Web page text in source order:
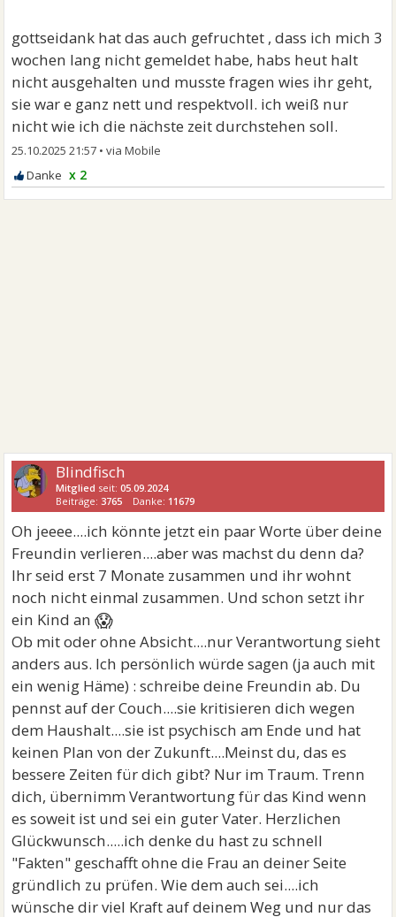
gottseidank hat das auch gefruchtet , dass ich mich 3
wochen lang nicht gemeldet habe, habs heut halt
nicht ausgehalten und musste fragen wies ihr geht,
sie war e ganz nett und respektvoll. ich weiß nur
nicht wie ich die nächste zeit durchstehen soll.
25.10.2025 21:57 •
x 2
Blindfisch
Mitglied seit:05.09.2024
Beiträge:3765 Danke: 11679
Oh jeeee....ich könnte jetzt ein paar Worte über deine
Freundin verlieren....aber was machst du denn da?
Ihr seid erst 7 Monate zusammen und ihr wohnt
noch nicht einmal zusammen. Und schon setzt ihr
ein Kind an😱
Ob mit oder ohne Absicht....nur Verantwortung sieht
anders aus. Ich persönlich würde sagen (ja auch mit
ein wenig Häme) : schreibe deine Freundin ab. Du
pennst auf der Couch....sie kritisieren dich wegen
dem Haushalt....sie ist psychisch am Ende und hat
keinen Plan von der Zukunft....Meinst du, das es
bessere Zeiten für dich gibt? Nur im Traum. Trenn
dich, übernimm Verantwortung für das Kind wenn
es soweit ist und sei ein guter Vater. Herzlichen
Glückwunsch.....ich denke du hast zu schnell
"Fakten" geschafft ohne die Frau an deiner Seite
gründlich zu prüfen. Wie dem auch sei....ich
wünsche dir viel Kraft auf deinem Weg und nur das